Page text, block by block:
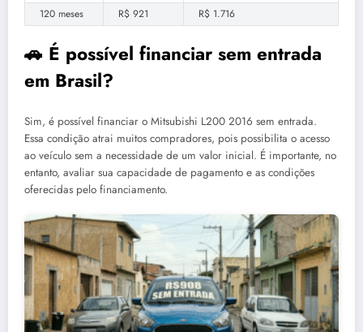
120 meses
R$ 921 R$ 1.716
🚗 É possível financiar sem entrada
em Brasil?
Sim, é possível financiar o Mitsubishi L200 2016 sem entrada.
Essa condição atrai muitos compradores, pois possibilita o acesso
ao veículo sem a necessidade de um valor inicial. É importante, no
entanto, avaliar sua capacidade de pagamento e as condições
oferecidas pelo financiamento.